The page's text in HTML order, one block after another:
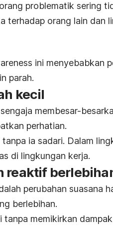
problematik sering
terhadap orang lain dan
ini menyebabkan
parah.
kecil
membesar-
perhatian.
ia sadari. Dalam
di lingkungan kerja.
reaktif
perubahan suasana
berlebihan.
memikirkan